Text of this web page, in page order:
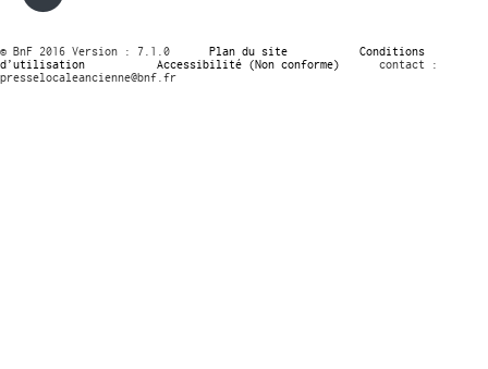
© BnF 2016 Version : 7.1.0 Plan du site
Conditions
d’utilisation
Accessibilité (Non conforme)
contact :
presselocaleancienne@bnf.fr